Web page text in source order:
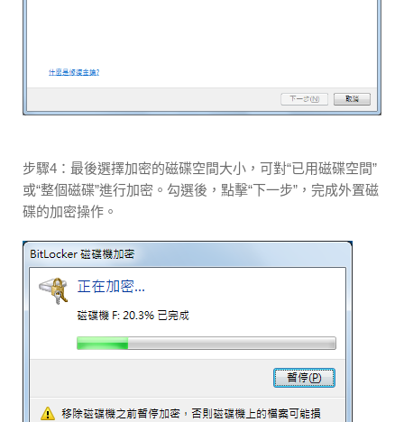
步驟4：最後選擇加密的磁碟空間大小，可對“已用磁碟空間”
或“整個磁碟”進行加密。勾選後，點擊“下一步”，完成外置磁
碟的加密操作。